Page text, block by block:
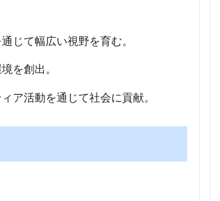
じて幅広い視野を育む。
を創出。
ア活動を通じて社会に貢献。